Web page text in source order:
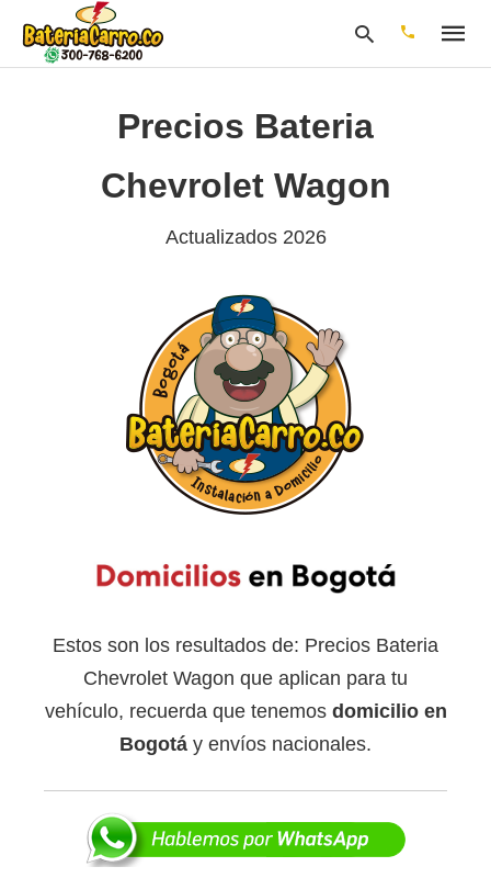
Precios Bateria
Chevrolet Wagon
Actualizados 2026
Estos son los resultados de: Precios Bateria
Chevrolet Wagon que aplican para tu
vehículo, recuerda que tenemos domicilio en
Bogotá y envíos nacionales.